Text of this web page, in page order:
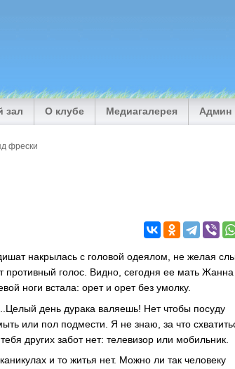
зал О клубе Медиагалерея Админ
фрески
накрылась с головой одеялом, не желая
противный голос. Видно, сегодня ее мать Жанна
ноги встала: орет и орет без умолку.
день дурака валяешь! Нет чтобы посуду
или пол подмести. Я не знаю, за что
других забот нет: телевизор или мобильник.
и то житья нет. Можно ли так человеку